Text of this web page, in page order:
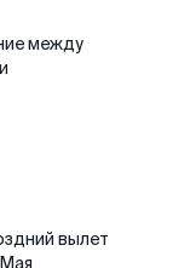
между
вылет